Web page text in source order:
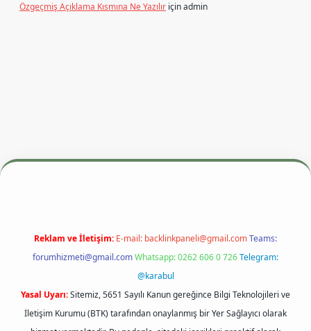
Özgeçmiş Açıklama Kısmına Ne Yazılır içinadmin
betexper.xyzm elexbet
Reklam ve İletişim: E-mail: backlinkpaneli@gmail.comTeams:
forumhizmeti@gmail.comWhatsapp: 0262 606 0 726Telegram:
@karabul
Yasal Uyarı:Sitemiz, 5651 Sayılı Kanun gereğince Bilgi Teknolojileri ve
İletişim Kurumu (BTK) tarafından onaylanmış bir Yer Sağlayıcı olarak